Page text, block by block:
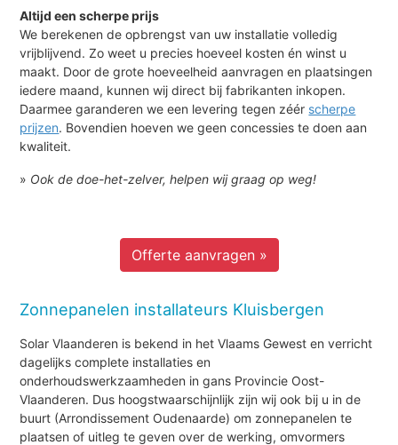
Altijd een scherpe prijs
We berekenen de opbrengst van uw installatie volledig
vrijblijvend. Zo weet u precies hoeveel kosten én winst u
maakt. Door de grote hoeveelheid aanvragen en plaatsingen
iedere maand, kunnen wij direct bij fabrikanten inkopen.
Daarmee garanderen we een levering tegen zéér scherpe
prijzen. Bovendien hoeven we geen concessies te doen aan
kwaliteit.
» Ook de doe-het-zelver, helpen wij graag op weg!
Offerte aanvragen »
Zonnepanelen installateurs Kluisbergen
Solar Vlaanderen is bekend in het Vlaams Gewest en verricht
dagelijks complete installaties en
onderhoudswerkzaamheden in gans Provincie Oost-
Vlaanderen. Dus hoogstwaarschijnlijk zijn wij ook bij u in de
buurt (Arrondissement Oudenaarde) om zonnepanelen te
plaatsen of uitleg te geven over de werking, omvormers